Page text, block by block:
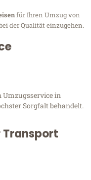
für Ihren Umzug von
der Qualität einzugehen.
Umzugsservice in
Sorgfalt behandelt.